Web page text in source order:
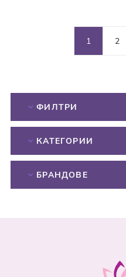
1 2
ФИЛТРИ
КАТЕГОРИИ
БРАНДОВЕ